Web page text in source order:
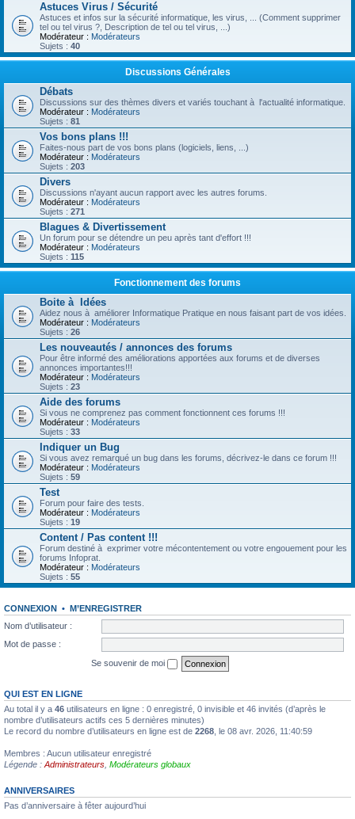
Astuces Virus / Sécurité
Astuces et infos sur la sécurité informatique, les virus, ... (Comment supprimer
tel ou tel virus ?, Description de tel ou tel virus, ...)
Modérateur : Modérateurs
Sujets : 40
Discussions Générales
Débats
Discussions sur des thèmes divers et variés touchant à l'actualité informatique.
Modérateur : Modérateurs
Sujets : 81
Vos bons plans !!!
Faites-nous part de vos bons plans (logiciels, liens, ...)
Modérateur : Modérateurs
Sujets : 203
Divers
Discussions n'ayant aucun rapport avec les autres forums.
Modérateur : Modérateurs
Sujets : 271
Blagues & Divertissement
Un forum pour se détendre un peu après tant d'effort !!!
Modérateur : Modérateurs
Sujets : 115
Fonctionnement des forums
Boite à Idées
Aidez nous à améliorer Informatique Pratique en nous faisant part de vos idées.
Modérateur : Modérateurs
Sujets : 26
Les nouveautés / annonces des forums
Pour être informé des améliorations apportées aux forums et de diverses
annonces importantes!!!
Modérateur : Modérateurs
Sujets : 23
Aide des forums
Si vous ne comprenez pas comment fonctionnent ces forums !!!
Modérateur : Modérateurs
Sujets : 33
Indiquer un Bug
Si vous avez remarqué un bug dans les forums, décrivez-le dans ce forum !!!
Modérateur : Modérateurs
Sujets : 59
Test
Forum pour faire des tests.
Modérateur : Modérateurs
Sujets : 19
Content / Pas content !!!
Forum destiné à exprimer votre mécontentement ou votre engouement pour les
forums Infoprat.
Modérateur : Modérateurs
Sujets : 55
CONNEXION • M’ENREGISTRER
Nom d’utilisateur :
Mot de passe :
Se souvenir de moi
QUI EST EN LIGNE
Au total il y a 46 utilisateurs en ligne : 0 enregistré, 0 invisible et 46 invités (d’après le
nombre d’utilisateurs actifs ces 5 dernières minutes)
Le record du nombre d’utilisateurs en ligne est de 2268 , le 08 avr. 2026, 11:40:59
Membres : Aucun utilisateur enregistré
Légende : Administrateurs Modérateurs globaux
ANNIVERSAIRES
Pas d’anniversaire à fêter aujourd’hui